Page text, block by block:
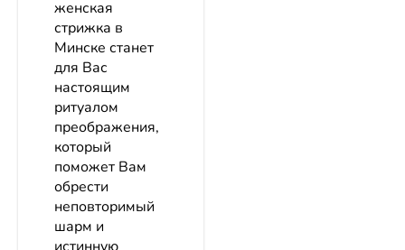
женская
стрижка в
Минске станет
для Вас
настоящим
ритуалом
преображения,
который
поможет Вам
обрести
неповторимый
шарм и